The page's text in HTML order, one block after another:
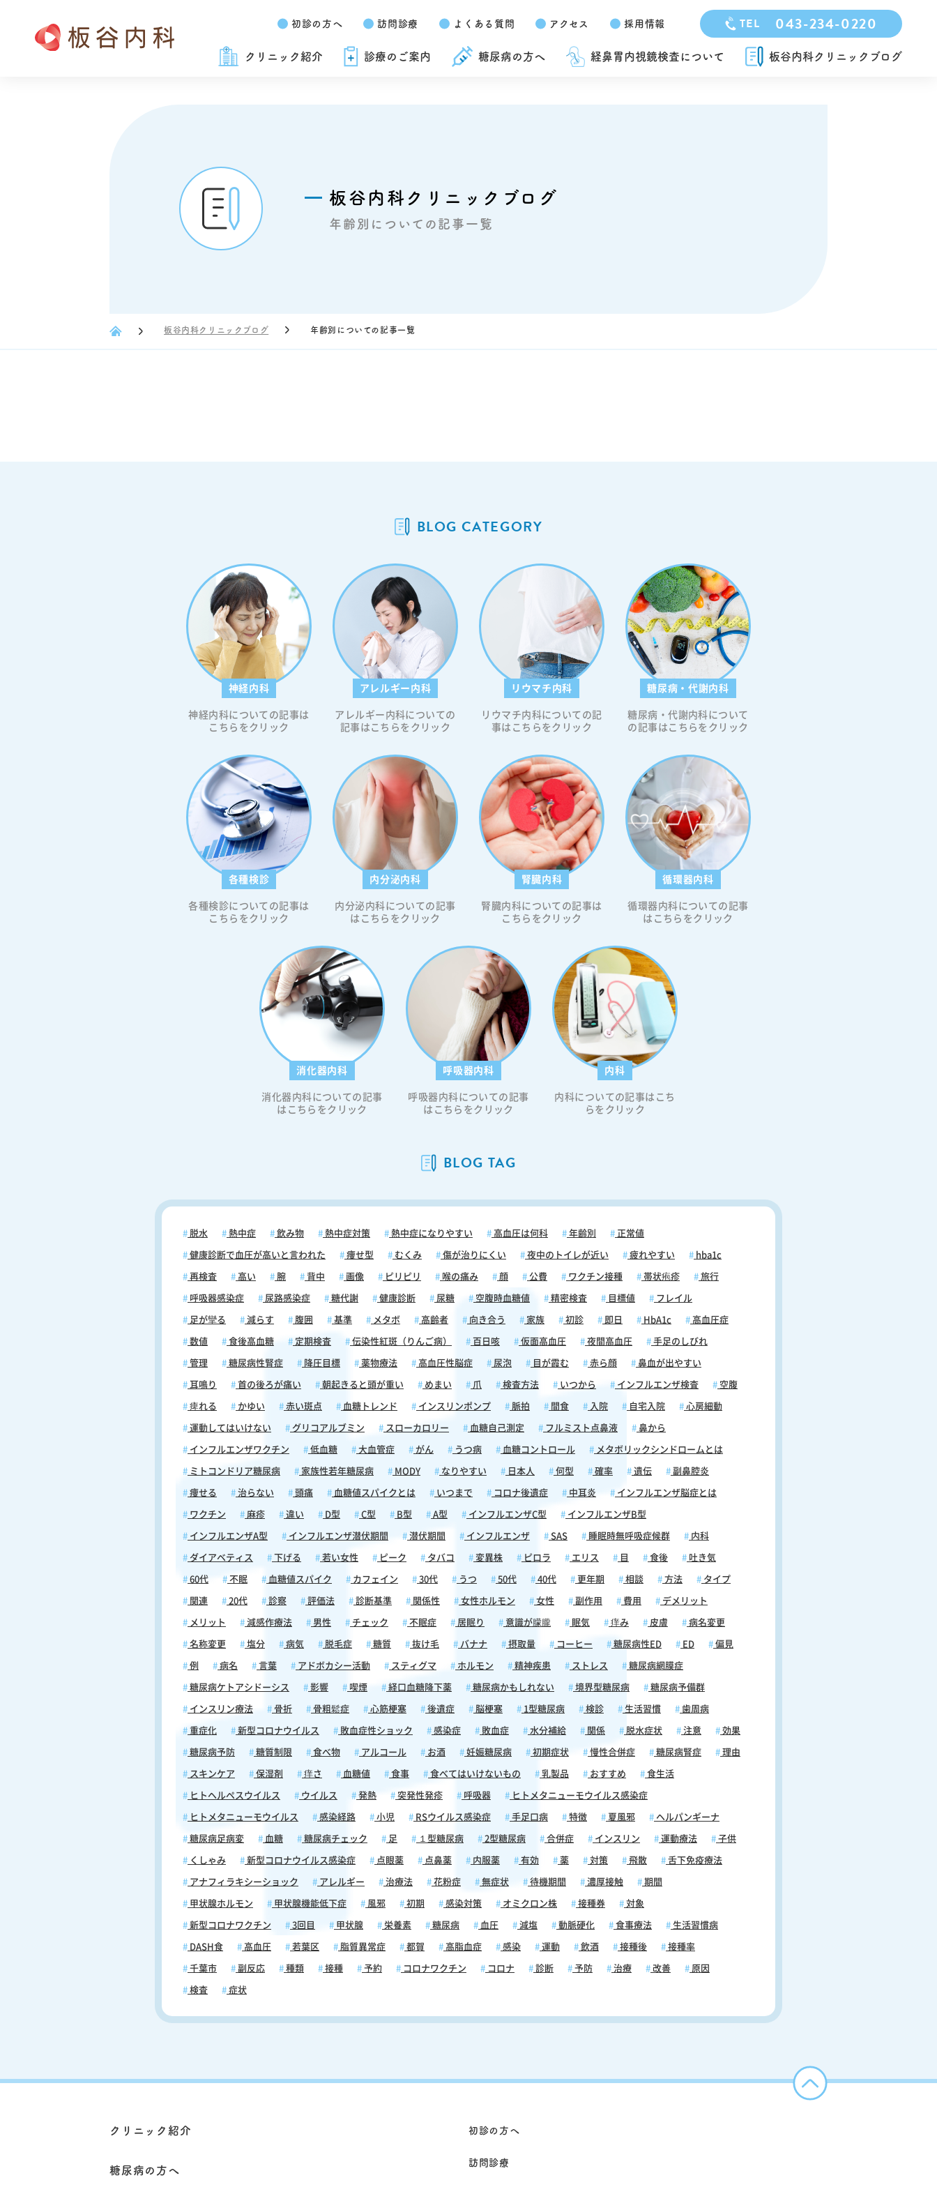
初診の方へ 訪問診療 よくある質問 アクセス 採用情報 TEL 043-234-0220
クリニック紹介 診療のご案内 糖尿病の方へ 経鼻胃内視鏡検査について 板谷内科クリニックブログ
板谷内科クリニックブログ
年齢別についての記事一覧
板谷内科クリニックブログ 年齢別についての記事一覧
BLOG CATEGORY
神経内科
神経内科についての記事は
こちらをクリック
アレルギー内科
アレルギー内科についての
記事はこちらをクリック
リウマチ内科
リウマチ内科についての記
事はこちらをクリック
糖尿病・代謝内科
糖尿病・代謝内科について
の記事はこちらをクリック
各種検診
各種検診についての記事は
こちらをクリック
内分泌内科
内分泌内科についての記事
はこちらをクリック
腎臓内科
腎臓内科についての記事は
こちらをクリック
循環器内科
循環器内科についての記事
はこちらをクリック
消化器内科
消化器内科についての記事
はこちらをクリック
呼吸器内科
呼吸器内科についての記事
はこちらをクリック
内科
内科についての記事はこち
らをクリック
BLOG TAG
脱水 熱中症 飲み物 熱中症対策 熱中症になりやすい 高血圧は何科 年齢別 正常値
健康診断で血圧が高いと言われた 痩せ型 むくみ 傷が治りにくい 夜中のトイレが近い 疲れやすい hba1c
再検査 高い 腕 背中 画像 ピリピリ 喉の痛み 顔 公費 ワクチン接種 帯状疱疹 旅行
呼吸器感染症 尿路感染症 糖代謝 健康診断 尿糖 空腹時血糖値 精密検査 目標値 フレイル
足が攣る 減らす 腹囲 基準 メタボ 高齢者 向き合う 家族 初診 即日 HbA1c 高血圧症
数値 食後高血糖 定期検査 伝染性紅斑（りんご病） 百日咳 仮面高血圧 夜間高血圧 手足のしびれ
管理 糖尿病性腎症 降圧目標 薬物療法 高血圧性脳症 尿泡 目が霞む 赤ら顔 鼻血が出やすい
耳鳴り 首の後ろが痛い 朝起きると頭が重い めまい 爪 検査方法 いつから インフルエンザ検査 空腹
痺れる かゆい 赤い斑点 血糖トレンド インスリンポンプ 脈拍 間食 入院 自宅入院 心房細動
運動してはいけない グリコアルブミン スローカロリー 血糖自己測定 フルミスト点鼻液 鼻から
インフルエンザワクチン 低血糖 大血管症 がん うつ病 血糖コントロール メタボリックシンドロームとは
ミトコンドリア糖尿病 家族性若年糖尿病 MODY なりやすい 日本人 何型 確率 遺伝 副鼻腔炎
痩せる 治らない 頭痛 血糖値スパイクとは いつまで コロナ後遺症 中耳炎 インフルエンザ脳症とは
ワクチン 麻疹 違い D型 C型 B型 A型 インフルエンザC型 インフルエンザB型
インフルエンザA型 インフルエンザ潜伏期間 潜伏期間 インフルエンザ SAS 睡眠時無呼吸症候群 内科
ダイアベティス 下げる 若い女性 ピーク タバコ 変異株 ピロラ エリス 目 食後 吐き気
60代 不眠 血糖値スパイク カフェイン 30代 うつ 50代 40代 更年期 相談 方法 タイプ
関連 20代 診察 評価法 診断基準 関係性 女性ホルモン 女性 副作用 費用 デメリット
メリット 減感作療法 男性 チェック 不眠症 居眠り 意識が朦朧 眠気 痒み 皮膚 病名変更
名称変更 塩分 病気 脱毛症 糖質 抜け毛 バナナ 摂取量 コーヒー 糖尿病性ED ED 偏見
例 病名 言葉 アドボカシー活動 スティグマ ホルモン 精神疾患 ストレス 糖尿病網膜症
糖尿病ケトアシドーシス 影響 喫煙 経口血糖降下薬 糖尿病かもしれない 境界型糖尿病 糖尿病予備群
インスリン療法 骨折 骨粗鬆症 心筋梗塞 後遺症 脳梗塞 1型糖尿病 検診 生活習慣 歯周病
重症化 新型コロナウイルス 敗血症性ショック 感染症 敗血症 水分補給 関係 脱水症状 注意 効果
糖尿病予防 糖質制限 食べ物 アルコール お酒 妊娠糖尿病 初期症状 慢性合併症 糖尿病腎症 理由
スキンケア 保湿剤 痒さ 血糖値 食事 食べてはいけないもの 乳製品 おすすめ 食生活
ヒトヘルペスウイルス ウイルス 発熱 突発性発疹 呼吸器 ヒトメタニューモウイルス感染症
ヒトメタニューモウイルス 感染経路 小児 RSウイルス感染症 手足口病 特徴 夏風邪 ヘルパンギーナ
糖尿病足病変 血糖 糖尿病チェック 足 １型糖尿病 2型糖尿病 合併症 インスリン 運動療法 子供
くしゃみ 新型コロナウイルス感染症 点眼薬 点鼻薬 内服薬 有効 薬 対策 飛散 舌下免疫療法
アナフィラキシーショック アレルギー 治療法 花粉症 無症状 待機期間 濃厚接触 期間
甲状腺ホルモン 甲状腺機能低下症 風邪 初期 感染対策 オミクロン株 接種券 対象
新型コロナワクチン 3回目 甲状腺 栄養素 糖尿病 血圧 減塩 動脈硬化 食事療法 生活習慣病
DASH食 高血圧 若葉区 脂質異常症 都賀 高脂血症 感染 運動 飲酒 接種後 接種率
千葉市 副反応 種類 接種 予約 コロナワクチン コロナ 診断 予防 治療 改善 原因
検査 症状
クリニック紹介
糖尿病の方へ
初診の方へ
訪問診療